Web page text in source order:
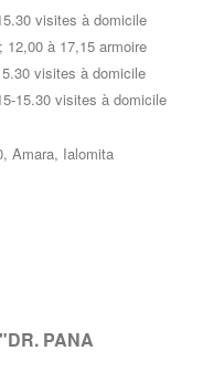
visites à domicile
à 17,15 armoire
visites à domicile
15.30 visites à domicile
Amara, Ialomita
PANA